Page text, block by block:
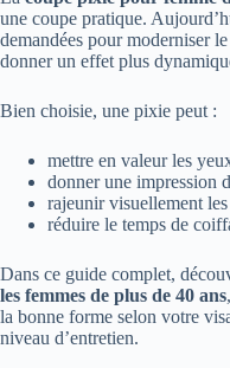
une coupe pratique.
demandées pour moderniser
donner un effet plus
Bien choisie, une pixie peut :
mettre en valeur les
donner une impression
rajeunir visuellement
réduire le temps de
Dans ce guide complet,
les femmes de plus de 40 ans
la bonne forme selon votre
niveau d’entretien.